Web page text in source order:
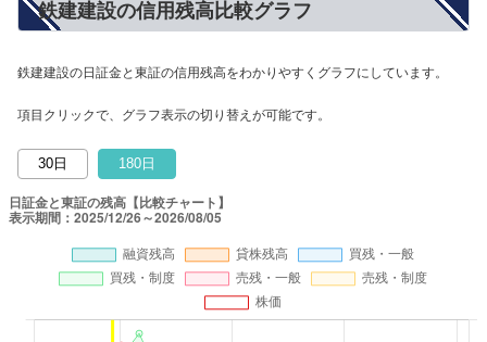
鉄建建設の信用残高比較グラフ
鉄建建設の日証金と東証の信用残高をわかりやすくグラフにしています。
項目クリックで、グラフ表示の切り替えが可能です。
30日 180日